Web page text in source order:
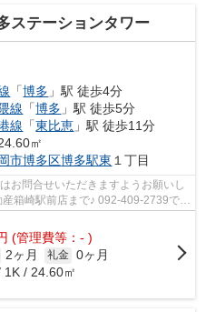
ステーションタワー
「博多 」駅 徒歩4分
線 「博多 」駅 徒歩5分
線 「東比恵 」駅 徒歩11分
㎡
市博多区博多駅東 １丁目
お問合せいただきますようお願いし
箱崎駅前店まで♪ 092-409-2739で
(管理費等：- )
2ヶ月 礼金 0ヶ月
1K / 24.60㎡